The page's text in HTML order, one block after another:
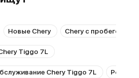
серый 15 авто Альметьевск
2025
Новые Chery Chery с пробегом
Tiggo 7L
Chery Tiggo 7L Ремонт